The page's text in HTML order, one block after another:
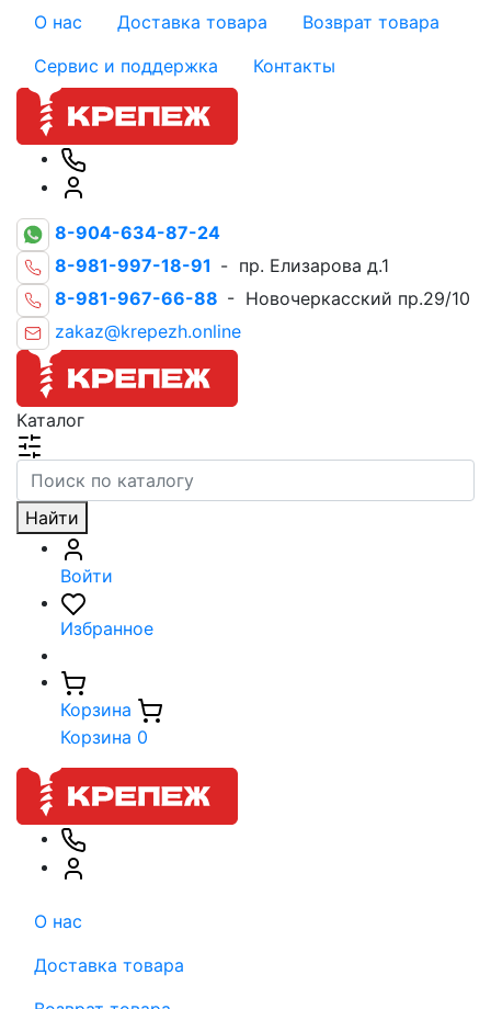
О нас Доставка товара
Возврат товара
Сервис и поддержка
Контакты
8-904-634-87-24
8-981-997-18-91 - пр. Елизарова д.1
8-981-967-66-88 - Новочеркасский пр.29/10
zakaz@krepezh.online
Каталог
Найти
Войти
Избранное
Корзина
Корзина 0
О нас
Доставка товара